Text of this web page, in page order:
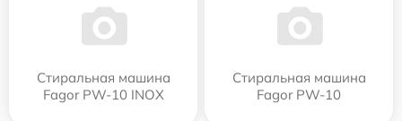
Стиральная машина
Fagor PW-10 INOX
Стиральная машина
Fagor PW-10